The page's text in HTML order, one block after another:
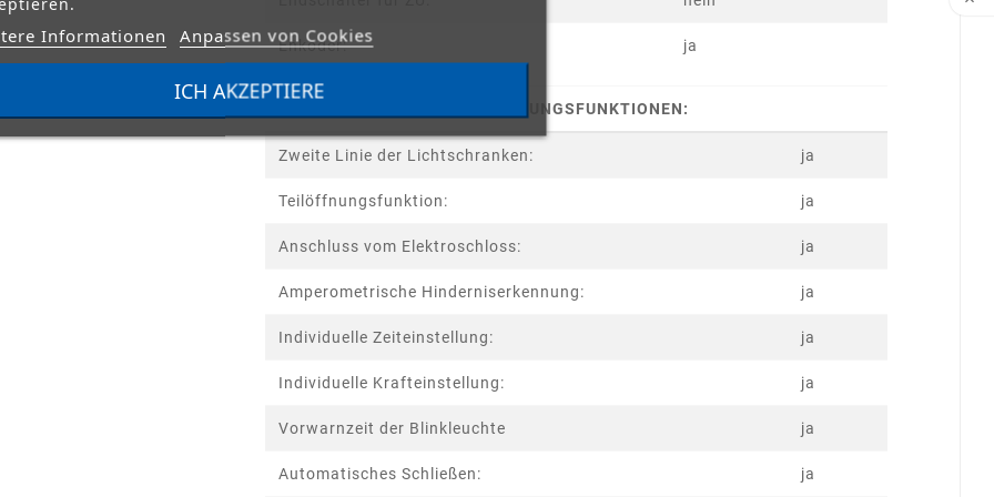
Enkoder: ja
STEUERUNGSFUNKTIONEN:
Zweite Linie der Lichtschranken: ja
Teilöffnungsfunktion: ja
Anschluss vom Elektroschloss: ja
Amperometrische Hinderniserkennung: ja
Individuelle Zeiteinstellung: ja
Individuelle Krafteinstellung: ja
Vorwarnzeit der Blinkleuchte ja
Automatisches Schließen: ja
Informationen Anpassen von Cookies
ICH AKZEPTIERE